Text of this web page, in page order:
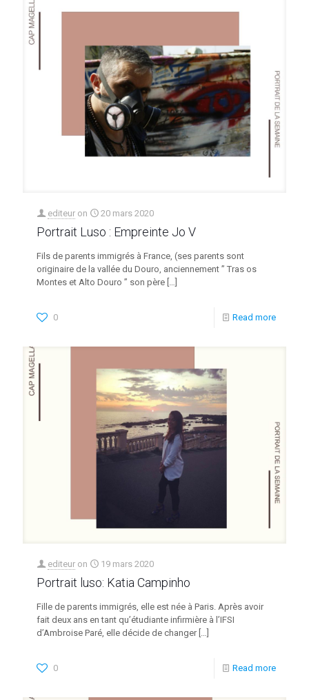
editeur on 20 mars 2020
Portrait Luso : Empreinte Jo V
Fils de parents immigrés à France, (ses parents sont
originaire de la vallée du Douro, anciennement ” Tras os
Montes et Alto Douro ” son père […]
0 Read more
editeur on 19 mars 2020
Portrait luso: Katia Campinho
Fille de parents immigrés, elle est née à Paris. Après avoir
fait deux ans en tant qu’étudiante infirmière à l’IFSI
d’Ambroise Paré, elle décide de changer[…]
0 Read more